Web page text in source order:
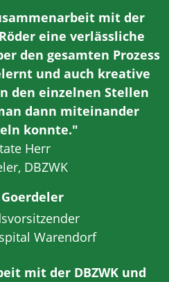
mit der
eine verlässliche
den gesamten Prozess
und auch kreative
den einzelnen Stellen
dann miteinander
konnte."
Warendorf
mit der DBZWK und